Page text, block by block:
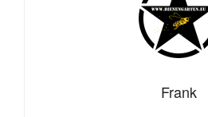
Frank